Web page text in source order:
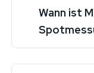
Wann ist